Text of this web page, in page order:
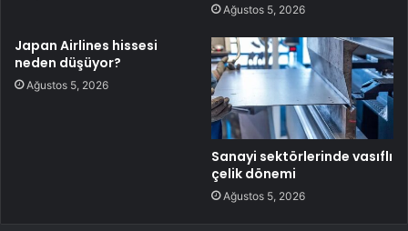
Ağustos 5, 2026
Japan Airlines hissesi
neden düşüyor?
Ağustos 5, 2026
Sanayi sektörlerinde vasıflı
çelik dönemi
Ağustos 5, 2026